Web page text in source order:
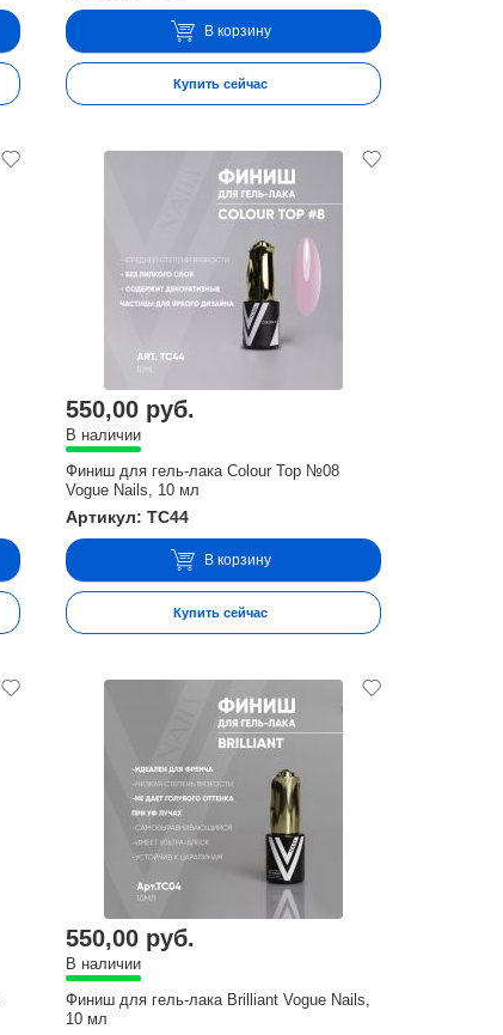
В корзину
Купить сейчас
550,00 руб.
В наличии
Финиш для гель-лака Colour Top №08
Vogue Nails, 10 мл
Артикул: TC44
В корзину
Купить сейчас
550,00 руб.
В наличии
Финиш для гель-лака Brilliant Vogue Nails,
10 мл